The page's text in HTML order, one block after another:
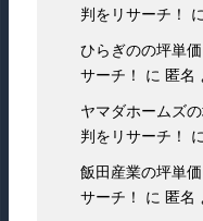
判をリサーチ！
ひらぎのの坪単
サーチ！
に 匿名
ヤマダホームズ
判をリサーチ！
飯田産業の坪単
サーチ！
に 匿名